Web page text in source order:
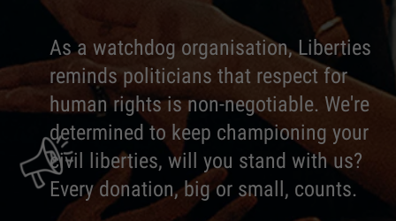
As a watchdog organisation, Liberties
reminds politicians that respect for
human rights is non-negotiable. We're
determined to keep championing your
civil liberties, will you stand with us?
Every donation, big or small, counts.